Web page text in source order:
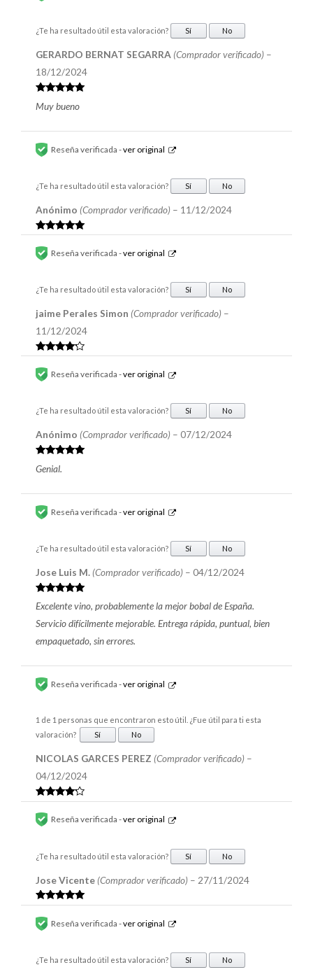
Valorado en
5de 5
GERARDO BERNAT SEGARRA (Comprador verificado) –
18/12/2024
Muy bueno
¿Te ha resultado útil esta valoración? Sí No
5de 5
Anónimo (Comprador verificado) – 11/12/2024
Reseña verificada -ver original
¿Te ha resultado útil esta valoración? Sí No
en4
jaime Perales Simon (Comprador verificado) –
11/12/2024
Reseña verificada -ver original
¿Te ha resultado útil esta valoración? Sí No
Valorado en
5de 5
Anónimo (Comprador verificado) – 07/12/2024
Reseña verificada -ver original
Genial.
¿Te ha resultado útil esta valoración? Sí No
Valorado en
5de 5
Jose Luis M. (Comprador verificado) – 04/12/2024
Reseña verificada -ver original
Excelente vino, probablemente la mejor bobal de España.
Servicio difícilmente mejorable. Entrega rápida, puntual, bien
empaquetado, sin errores.
¿Te ha resultado útil esta valoración? Sí No
Valorado
en4
NICOLAS GARCES PEREZ (Comprador verificado) –
04/12/2024
Reseña verificada -ver original
1 de 1 personas que encontraron esto útil. ¿Fue útil para ti esta
valoración?
Sí No
5de 5
Jose Vicente (Comprador verificado) – 27/11/2024
Reseña verificada -ver original
¿Te ha resultado útil esta valoración? Sí No
Reseña verificada -ver original
¿Te ha resultado útil esta valoración? Sí No